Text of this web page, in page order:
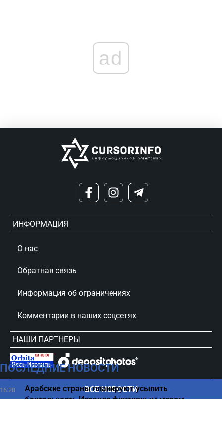
ПОСЛЕДНИЕ НОВОСТИ
16:28
Арабские страны планируют усыпить
бдительность Израиля фиктивным миром
ВСЕ НОВОСТИ
ad
ИНФОРМАЦИЯ
О нас
Обратная связь
Информация об ограничениях
Комментарии в наших соцсетях
НАШИ ПАРТНЕРЫ
сursorinfo.co.il © Все права защищены